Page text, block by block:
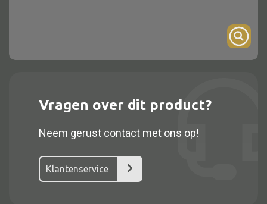
Alle kasten
Dressoir
Nachtkast
Vragen over dit product?
Neem gerust contact met ons op!
Klantenservice